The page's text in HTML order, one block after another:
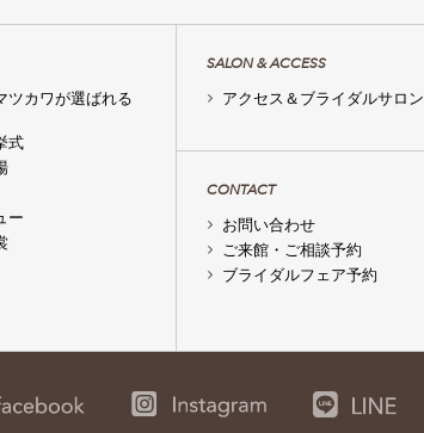
ツカワが選ばれる
式
ー
SALON & ACCESS
アクセス＆ブライダルサロン
CONTACT
お問い合わせ
ご来館・ご相談予約
ブライダルフェア予約